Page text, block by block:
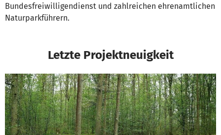
Bundesfreiwilligendienst und zahlreichen ehrenamtlichen
Naturparkführern.
Letzte Projektneuigkeit